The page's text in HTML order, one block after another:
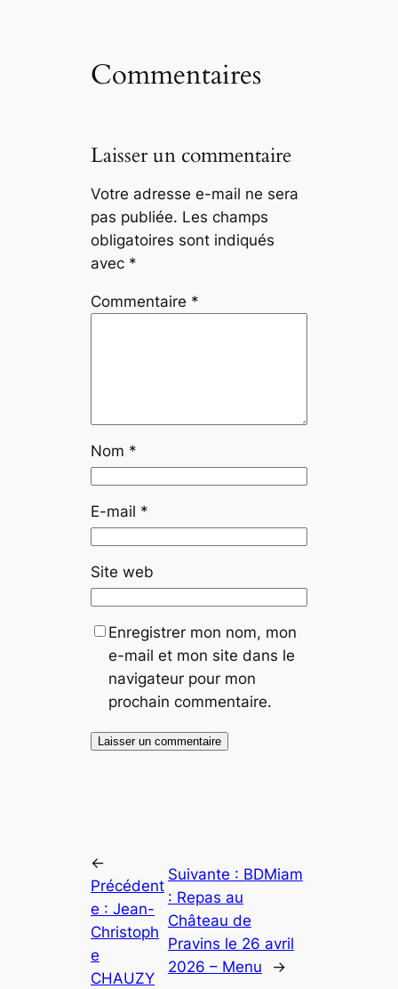
Commentaires
Laisser un commentaire
Votre adresse e-mail ne sera
pas publiée. Les champs
obligatoires sont indiqués
avec *
Commentaire *
Nom *
E-mail *
Site web
Enregistrer mon nom, mon
e-mail et mon site dans le
navigateur pour mon
prochain commentaire.
←
Précédent
e :Jean-
Christoph
e
CHAUZY
Suivante : BDMiam
: Repas au
Château de
Pravins le 26 avril
2026 – Menu
→